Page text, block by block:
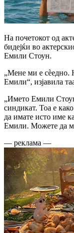
На почетокот од
бидејќи во
Емили Стоун.
„Мене ми е сèедно.
Емили“, изјавила
„Името Емили
синдикат. Тоа е
да имате исто име
Емили. Можете да ме
— реклама —